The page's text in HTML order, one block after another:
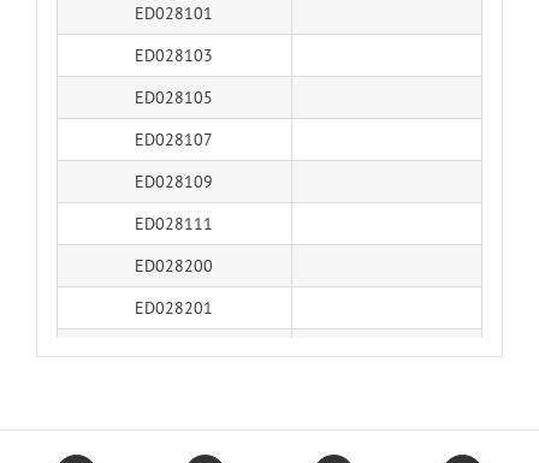
ED028101
ED028103
ED028105
ED028107
ED028109
ED028111
ED028200
ED028201
ED028207